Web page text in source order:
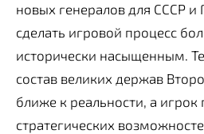
новых генералов для СССР и
сделать игровой процесс
исторически насыщенным.
состав великих держав
ближе к реальности, а
стратегических